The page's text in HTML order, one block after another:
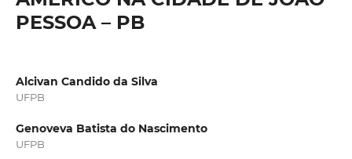
PESSOA – PB
Alcivan Candido da Silva
UFPB
Genoveva Batista do Nascimento
UFPB